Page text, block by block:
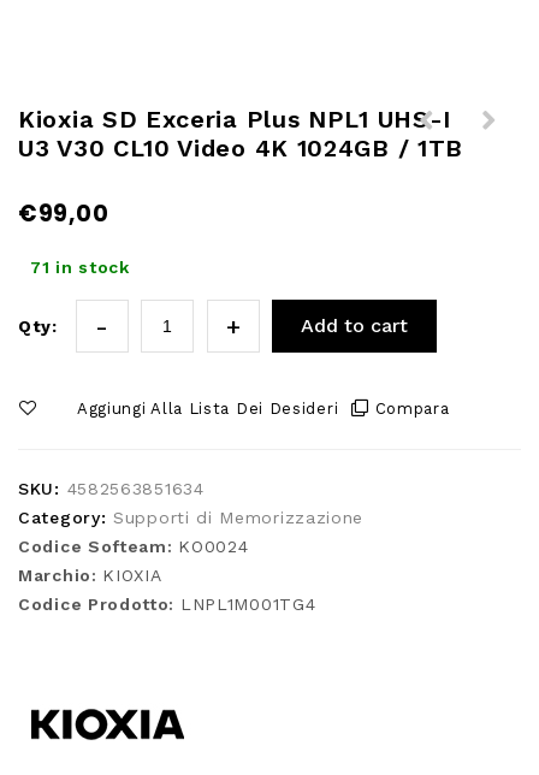
Kioxia SD Exceria Plus NPL1 UHS-I
U3 V30 CL10 Video 4K 1024GB / 1TB
€99,00
71 in stock
Qty: Add to cart
Aggiungi Alla Lista Dei Desideri Compara
SKU: 4582563851634
Category: Supporti di Memorizzazione
Codice Softeam: KO0024
Marchio: KIOXIA
Codice Prodotto: LNPL1M001TG4